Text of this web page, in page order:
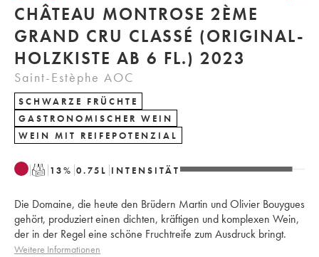
CHÂTEAU MONTROSE 2ÈME
GRAND CRU CLASSÉ (ORIGINAL-
HOLZKISTE AB 6 FL.) 2023
Saint-Estèphe AOC
SCHWARZE FRÜCHTE
GASTRONOMISCHER WEIN
WEIN MIT REIFEPOTENZIAL
T 13% 0.75 L INTENSITÄT
Die Domaine, die heute den Brüdern Martin und Olivier Bouygues
gehört, produziert einen dichten, kräftigen und komplexen Wein,
der in der Regel eine schöne Fruchtreife zum Ausdruck bringt.
Weitere Informationen